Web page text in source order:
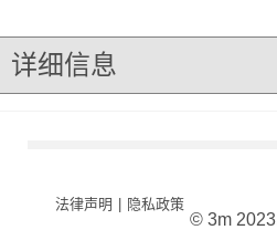
详细信息
法律声明 | 隐私政策
© 3m